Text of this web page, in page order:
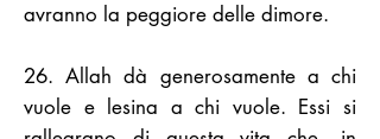
avranno la peggiore delle dimore.
26. Allah dà generosamente a chi
vuole e lesina a chi vuole. Essi si